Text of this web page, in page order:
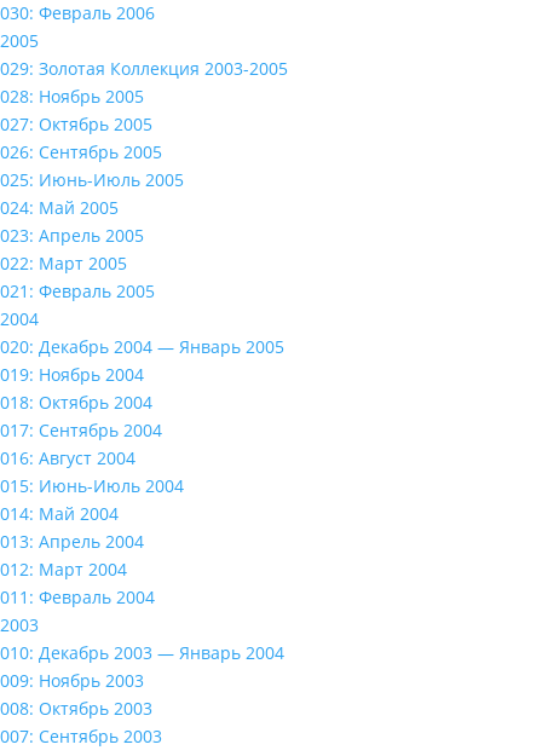
030: Февраль 2006
2005
029: Золотая Коллекция 2003-2005
028: Ноябрь 2005
027: Октябрь 2005
026: Сентябрь 2005
025: Июнь-Июль 2005
024: Май 2005
023: Апрель 2005
022: Март 2005
021: Февраль 2005
2004
020: Декабрь 2004 — Январь 2005
019: Ноябрь 2004
018: Октябрь 2004
017: Сентябрь 2004
016: Август 2004
015: Июнь-Июль 2004
014: Май 2004
013: Апрель 2004
012: Март 2004
011: Февраль 2004
2003
010: Декабрь 2003 — Январь 2004
009: Ноябрь 2003
008: Октябрь 2003
007: Сентябрь 2003